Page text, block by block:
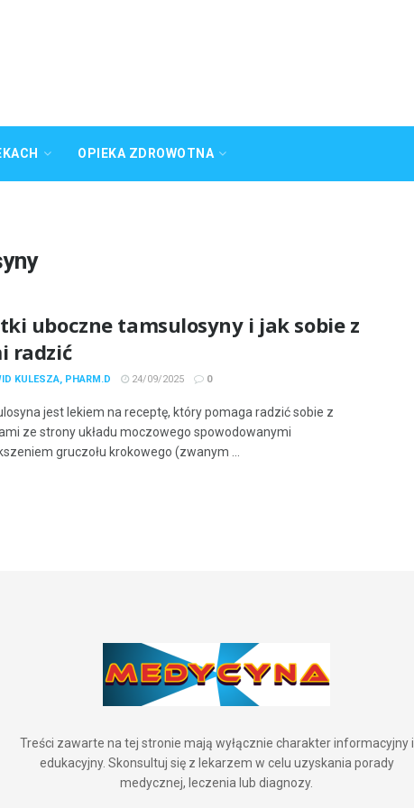
OPIEKA ZDROWOTNA
uboczne tamsulosyny i jak sobie z
radzić
KULESZA, PHARM.D 24/09/2025 0
jest lekiem na receptę, który pomaga radzić sobie z
ze strony układu moczowego spowodowanymi
gruczołu krokowego (zwanym ...
Treści zawarte na tej stronie mają wyłącznie charakter informacyjny i
edukacyjny. Skonsultuj się z lekarzem w celu uzyskania porady
medycznej, leczenia lub diagnozy.